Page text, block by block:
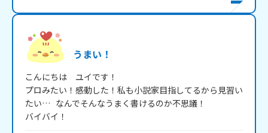
うまい！
こんにちは　ユイです！
プロみたい！感動した！私も小説家目指してるから見習い
たい…   なんでそんなうまく書けるのか不思議！
バイバイ！